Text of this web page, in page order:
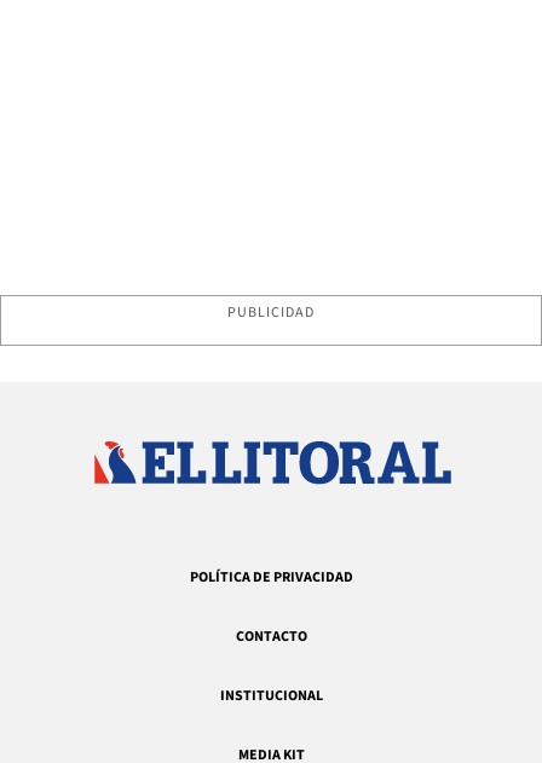
PUBLICIDAD
POLÍTICA DE PRIVACIDAD
CONTACTO
INSTITUCIONAL
MEDIA KIT